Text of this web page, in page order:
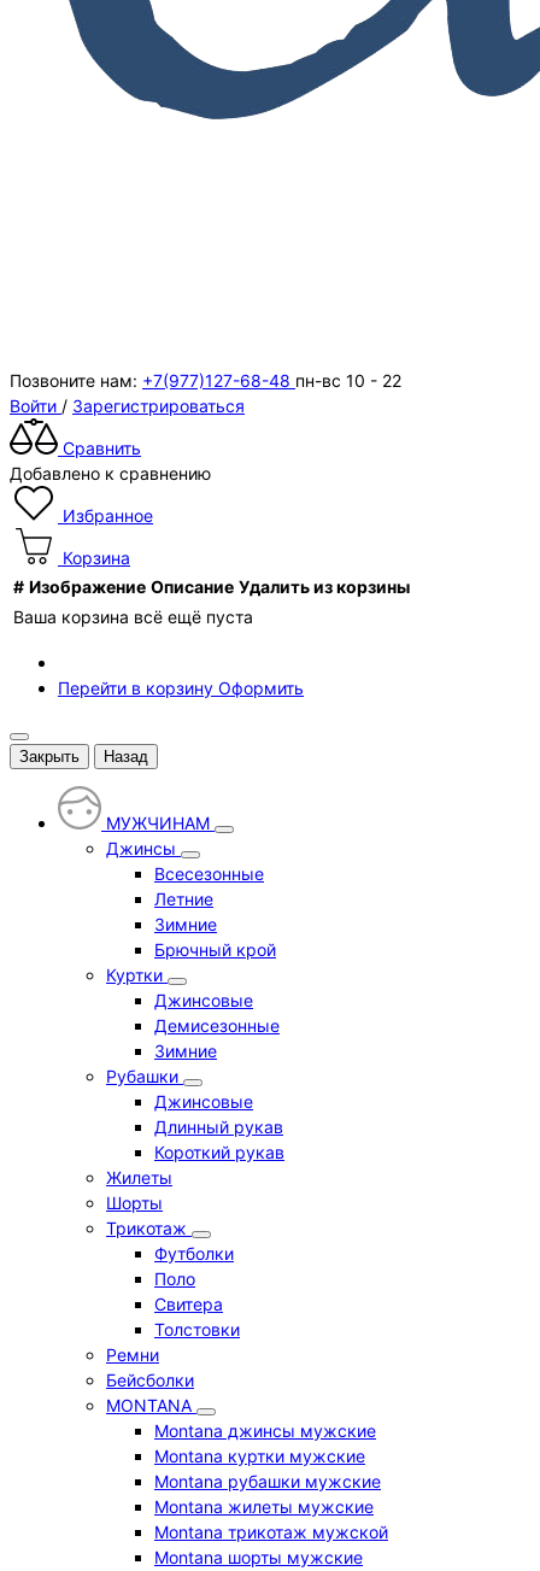
Позвоните нам: +7(977)127-68-48 пн-вс 10 - 22
Войти / Зарегистрироваться
Сравнить
Добавлено к сравнению
Избранное
Корзина
# Изображение Описание Удалить из корзины
Ваша корзина всё ещё пуста
Перейти в корзину Оформить
Закрыть Назад
МУЖЧИНАМ
Джинсы
Всесезонные
Летние
Зимние
Брючный крой
Куртки
Джинсовые
Демисезонные
Зимние
Рубашки
Джинсовые
Длинный рукав
Короткий рукав
Жилеты
Шорты
Трикотаж
Футболки
Поло
Свитера
Толстовки
Ремни
Бейсболки
MONTANA
Montana джинсы мужские
Montana куртки мужские
Montana рубашки мужские
Montana жилеты мужские
Montana трикотаж мужской
Montana шорты мужские